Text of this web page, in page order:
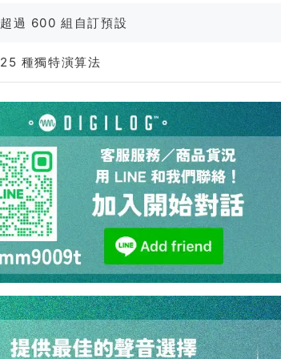
超過 600 組自訂預設
25 種獨特演算法